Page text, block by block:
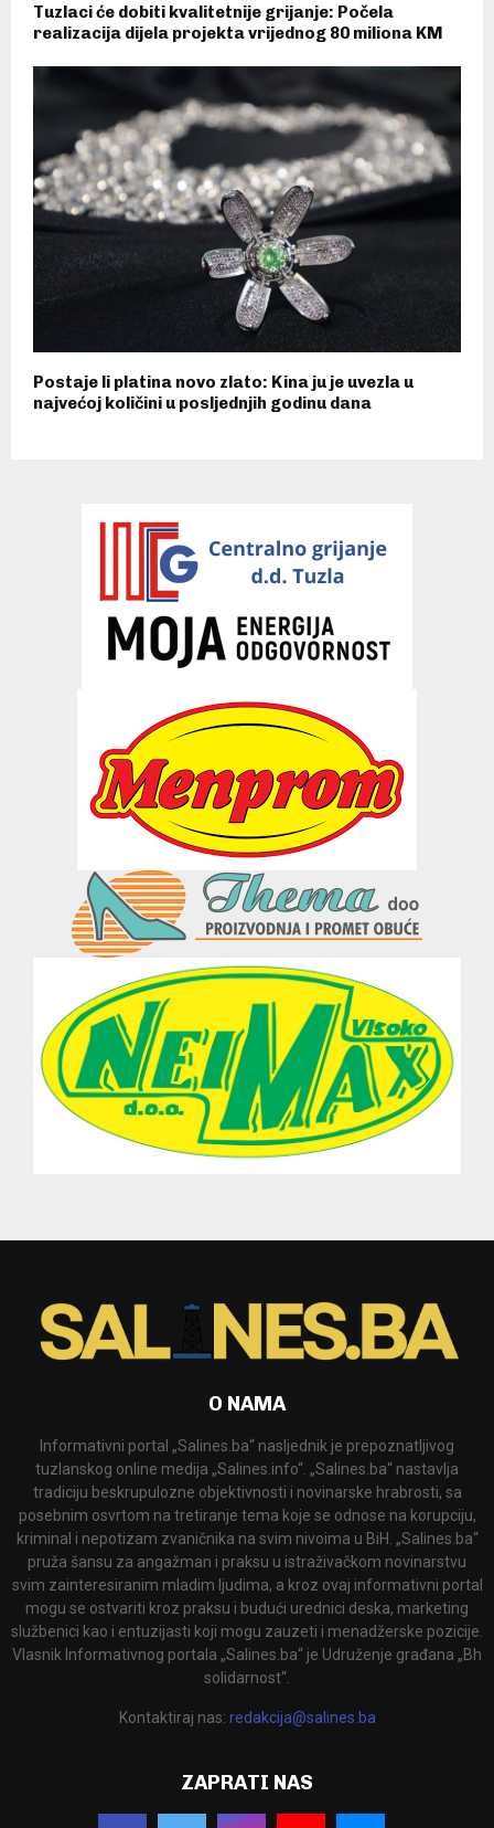
Tuzlaci će dobiti kvalitetnije grijanje: Počela
realizacija dijela projekta vrijednog 80 miliona KM
Postaje li platina novo zlato: Kina ju je uvezla u
najvećoj količini u posljednjih godinu dana
O NAMA
Informativni portal „Salines.ba“ nasljednik je prepoznatljivog
tuzlanskog online medija „Salines.info“. „Salines.ba“ nastavlja
tradiciju beskrupulozne objektivnosti i novinarske hrabrosti, sa
posebnim osvrtom na tretiranje tema koje se odnose na korupciju,
kriminal i nepotizam zvaničnika na svim nivoima u BiH. „Salines.ba“
pruža šansu za angažman i praksu u istraživačkom novinarstvu
svim zainteresiranim mladim ljudima, a kroz ovaj informativni portal
mogu se ostvariti kroz praksu i budući urednici deska, marketing
službenici kao i entuzijasti koji mogu zauzeti i menadžerske pozicije.
Vlasnik Informativnog portala „Salines.ba“ je Udruženje građana „Bh
solidarnost“.
Kontaktiraj nas: redakcija@salines.ba
ZAPRATI NAS